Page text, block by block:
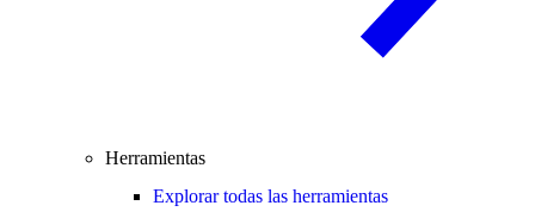
Herramientas
Explorar todas las herramientas